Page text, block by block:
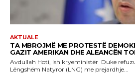
AKTUALE
TA MBROJMË ME PROTESTË
GAZIT AMERIKAN DHE ALEANCËN
Avdullah Hoti, ish kryeministër Duke refuzuar projektin e Gazit të
Lëngshëm Natyror (LNG) me prejardhje...